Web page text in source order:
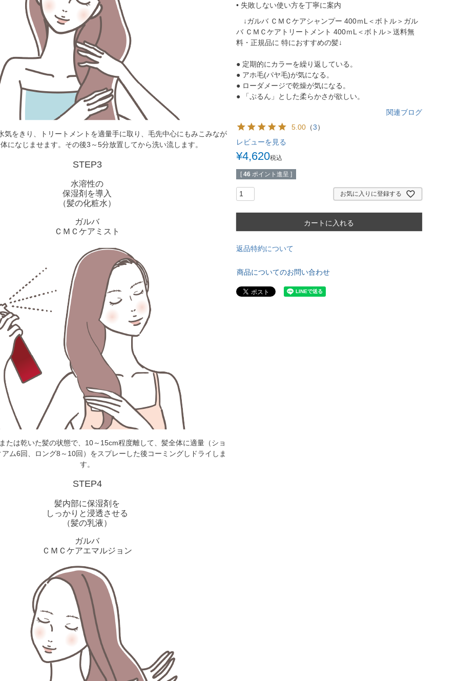
気をきり、トリートメントを適量手に取り、毛先中心にもみこみなが
になじませます。その後3～5分放置してから洗い流します。
STEP3
水溶性の
保湿剤を導入
（髪の化粧水）
ガルバ
ＣＭＣケアミスト
たは乾いた髪の状態で、10～15cm程度離して、髪全体に適量（ショ
ム6回、ロング8～10回）をスプレーした後コーミングしドライしま
す。
STEP4
髪内部に保湿剤を
しっかりと浸透させる
（髪の乳液）
ガルバ
ＣＭＣケアエマルジョン
• 失敗しない使い方を丁寧に案内
↓ガルバ ＣＭＣケアシャンプー 400ｍL＜ボトル＞ガル
バ ＣＭＣケアトリートメント 400ｍL＜ボトル＞送料無
料・正規品に 特におすすめの髪↓
● 定期的にカラーを繰り返している。
● アホ毛(パヤ毛)が気になる。
● ローダメージで乾燥が気になる。
● 「ぷるん」とした柔らかさが欲しい。
関連ブログ
5.00（3）
レビューを見る
¥4,620税込
[ 46 ポイント進呈 ]
お気に入りに登録する
カートに入れる
返品特約について
商品についてのお問い合わせ